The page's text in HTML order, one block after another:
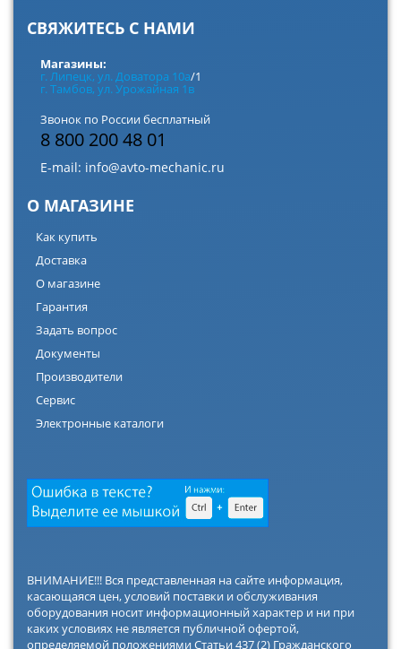
СВЯЖИТЕСЬ С НАМИ
Магазины:
г. Липецк, ул. Доватора 10а/1
г. Тамбов, ул. Урожайная 1в
Звонок по России бесплатный
8 800 200 48 01
E-mail: info@avto-mechanic.ru
О МАГАЗИНЕ
Как купить
Доставка
О магазине
Гарантия
Задать вопрос
Документы
Производители
Сервис
Электронные каталоги
ВНИМАНИЕ!!! Вся представленная на сайте информация,
касающаяся цен, условий поставки и обслуживания
оборудования носит информационный характер и ни при
каких условиях не является публичной офертой,
определяемой положениями Статьи 437 (2) Гражданского